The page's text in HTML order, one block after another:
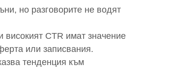
но разговорите не водят
високият CTR имат значение
или записвания.
тенденция към